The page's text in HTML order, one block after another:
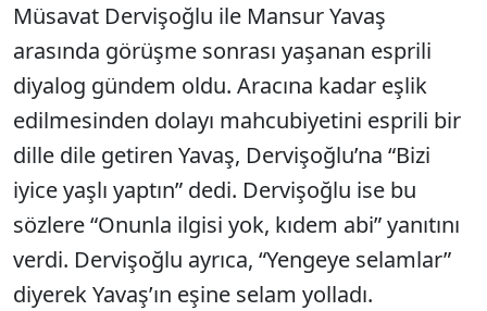
Müsavat Dervişoğlu ile Mansur Yavaş
arasında görüşme sonrası yaşanan esprili
diyalog gündem oldu. Aracına kadar eşlik
edilmesinden dolayı mahcubiyetini esprili bir
dille dile getiren Yavaş, Dervişoğlu’na “Bizi
iyice yaşlı yaptın” dedi. Dervişoğlu ise bu
sözlere “Onunla ilgisi yok, kıdem abi” yanıtını
verdi. Dervişoğlu ayrıca, “Yengeye selamlar”
diyerek Yavaş’ın eşine selam yolladı.